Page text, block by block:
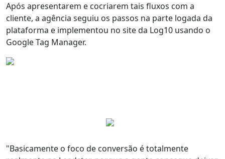
Após apresentarem e cocriarem tais fluxos com a
cliente, a agência seguiu os passos na parte logada da
plataforma e implementou no site da Log10 usando o
Google Tag Manager.
"Basicamente o foco de conversão é totalmente